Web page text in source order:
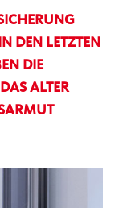
DEN LETZTEN
DIE
ALTER